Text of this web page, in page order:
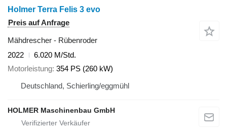
Holmer Terra Felis 3 evo
Preis auf Anfrage
Mähdrescher - Rübenroder
2022
6.020 M/Std.
Motorleistung 354 PS (260 kW)
Deutschland, Schierling/eggmühl
HOLMER Maschinenbau GmbH